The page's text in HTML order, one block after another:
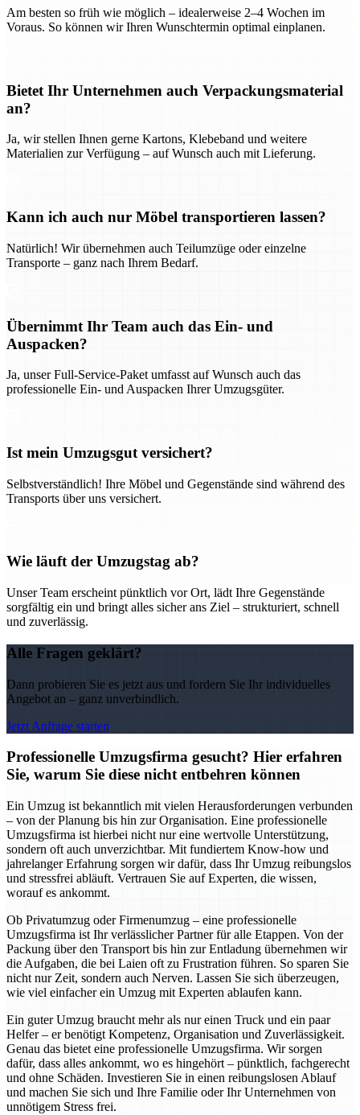
Am besten so früh wie möglich – idealerweise 2–4 Wochen im
Voraus. So können wir Ihren Wunschtermin optimal einplanen.
Bietet Ihr Unternehmen auch Verpackungsmaterial
an?
Ja, wir stellen Ihnen gerne Kartons, Klebeband und weitere
Materialien zur Verfügung – auf Wunsch auch mit Lieferung.
Kann ich auch nur Möbel transportieren lassen?
Natürlich! Wir übernehmen auch Teilumzüge oder einzelne
Transporte – ganz nach Ihrem Bedarf.
Übernimmt Ihr Team auch das Ein- und
Auspacken?
Ja, unser Full-Service-Paket umfasst auf Wunsch auch das
professionelle Ein- und Auspacken Ihrer Umzugsgüter.
Ist mein Umzugsgut versichert?
Selbstverständlich! Ihre Möbel und Gegenstände sind während des
Transports über uns versichert.
Wie läuft der Umzugstag ab?
Unser Team erscheint pünktlich vor Ort, lädt Ihre Gegenstände
sorgfältig ein und bringt alles sicher ans Ziel – strukturiert, schnell
und zuverlässig.
Alle Fragen geklärt?
Dann probieren Sie es jetzt aus und fordern Sie Ihr individuelles
Angebot an – ganz unverbindlich.
Jetzt Anfrage starten
Professionelle Umzugsfirma gesucht? Hier erfahren
Sie, warum Sie diese nicht entbehren können
Ein Umzug ist bekanntlich mit vielen Herausforderungen verbunden
– von der Planung bis hin zur Organisation. Eine professionelle
Umzugsfirma ist hierbei nicht nur eine wertvolle Unterstützung,
sondern oft auch unverzichtbar. Mit fundiertem Know-how und
jahrelanger Erfahrung sorgen wir dafür, dass Ihr Umzug reibungslos
und stressfrei abläuft. Vertrauen Sie auf Experten, die wissen,
worauf es ankommt.
Ob Privatumzug oder Firmenumzug – eine professionelle
Umzugsfirma ist Ihr verlässlicher Partner für alle Etappen. Von der
Packung über den Transport bis hin zur Entladung übernehmen wir
die Aufgaben, die bei Laien oft zu Frustration führen. So sparen Sie
nicht nur Zeit, sondern auch Nerven. Lassen Sie sich überzeugen,
wie viel einfacher ein Umzug mit Experten ablaufen kann.
Ein guter Umzug braucht mehr als nur einen Truck und ein paar
Helfer – er benötigt Kompetenz, Organisation und Zuverlässigkeit.
Genau das bietet eine professionelle Umzugsfirma. Wir sorgen
dafür, dass alles ankommt, wo es hingehört – pünktlich, fachgerecht
und ohne Schäden. Investieren Sie in einen reibungslosen Ablauf
und machen Sie sich und Ihre Familie oder Ihr Unternehmen von
unnötigem Stress frei.